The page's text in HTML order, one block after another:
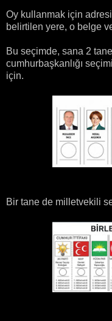
Oy kullanmak için
belirtilen yere, o belge
Bu seçimde, sana 2
cumhurbaşkanlığı
için.
Bir tane de milletvekili